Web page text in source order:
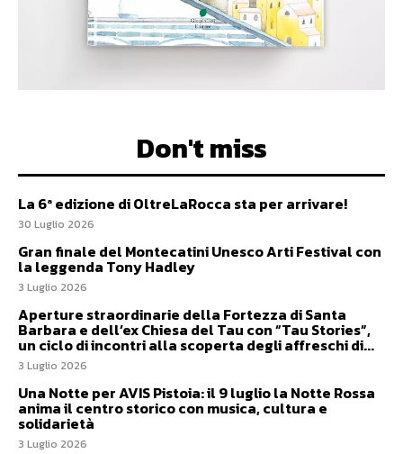
Don't miss
La 6ª edizione di OltreLaRocca sta per arrivare!
30 Luglio 2026
Gran finale del Montecatini Unesco Arti Festival con
la leggenda Tony Hadley
3 Luglio 2026
Aperture straordinarie della Fortezza di Santa
Barbara e dell’ex Chiesa del Tau con “Tau Stories”,
un ciclo di incontri alla scoperta degli affreschi di...
3 Luglio 2026
Una Notte per AVIS Pistoia: il 9 luglio la Notte Rossa
anima il centro storico con musica, cultura e
solidarietà
3 Luglio 2026